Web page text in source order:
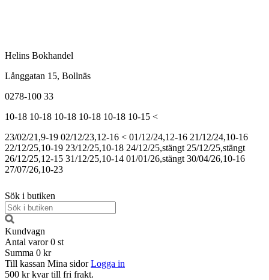
Helins Bokhandel
Långgatan 15, Bollnäs
0278-100 33
10-18 10-18 10-18 10-18 10-18 10-15 <
23/02/21,9-19 02/12/23,12-16 < 01/12/24,12-16 21/12/24,10-16
22/12/25,10-19 23/12/25,10-18 24/12/25,stängt 25/12/25,stängt
26/12/25,12-15 31/12/25,10-14 01/01/26,stängt 30/04/26,10-16
27/07/26,10-23
Sök i butiken
Kundvagn
Antal varor 0 st
Summa 0 kr
Till kassan Mina sidor Logga in
500 kr kvar till fri frakt.